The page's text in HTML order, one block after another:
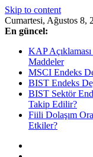
Skip to content
Cumartesi, Ağustos 8,
En güncel:
KAP
Maddeler
MSCI Endeks
BIST Endeks
BIST Sektör
Takip Edilir?
Fiili Dolaşım
Etkiler?